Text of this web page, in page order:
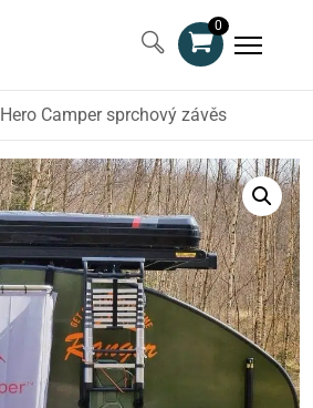
0
Hero Camper sprchový závěs